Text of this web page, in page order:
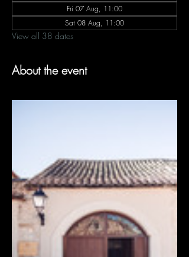
Fri 07 Aug, 11:00
Sat 08 Aug, 11:00
View all 38 dates
About the event